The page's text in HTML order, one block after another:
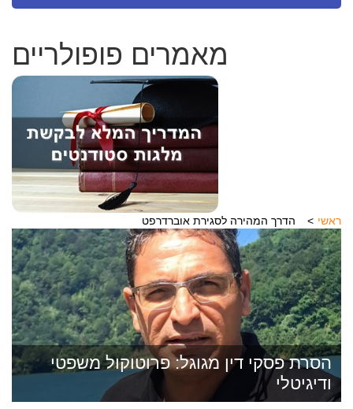
מאמרים פופולריים
ראשי הדרך המהירה לסגירת אוברדרפט
הסרת פסקי דין מגוגל: פרוטוקול משפטי
ודיגיטלי